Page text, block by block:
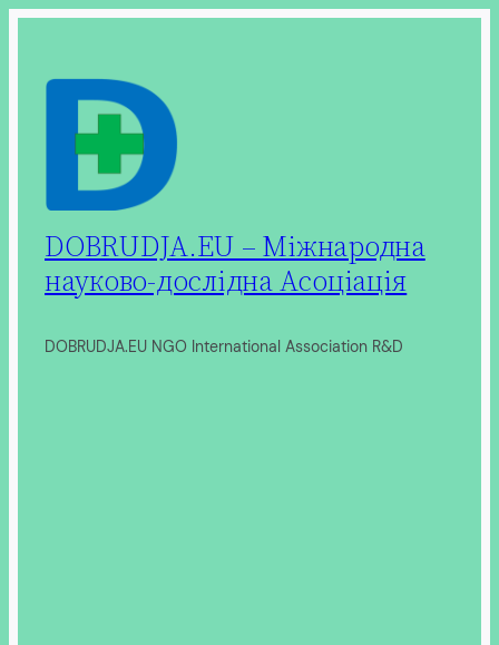
вмісту
DOBRUDJA.EU – Міжнародна
науково-дослідна Асоціація
DOBRUDJA.EU NGO International Association R&D